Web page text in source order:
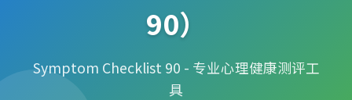
VR心理
生涯规划
90）
Symptom Checklist 90 - 专业心理健康测评工
具